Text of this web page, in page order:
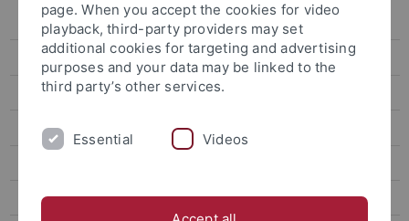
Degree-seeking students
Studienangebot für internationale Studierende
Bewerbung für internationale Studierende
Studienanfang für internationale Studierende
Help Desk
page. When you accept the cookies for video
playback, third-party providers may set
additional cookies for targeting and advertising
purposes and your data may be linked to the
third party’s other services.
Essential Videos